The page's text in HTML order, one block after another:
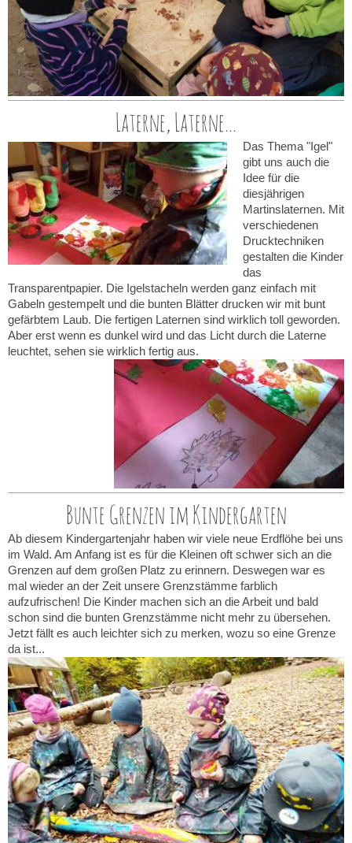
Laterne, Laterne...
Das Thema "Igel"
gibt uns auch die
Idee für die
diesjährigen
Martinslaternen. Mit
verschiedenen
Drucktechniken
gestalten die Kinder
das
Transparentpapier. Die Igelstacheln werden ganz einfach mit
Gabeln gestempelt und die bunten Blätter drucken wir mit bunt
gefärbtem Laub. Die fertigen Laternen sind wirklich toll geworden.
Aber erst wenn es dunkel wird und das Licht durch die Laterne
leuchtet, sehen sie wirklich fertig aus.
Bunte Grenzen im Kindergarten
Ab diesem Kindergartenjahr haben wir viele neue Erdflöhe bei uns
im Wald. Am Anfang ist es für die Kleinen oft schwer sich an die
Grenzen auf dem großen Platz zu erinnern. Deswegen war es
mal wieder an der Zeit unsere Grenzstämme farblich
aufzufrischen! Die Kinder machen sich an die Arbeit und bald
schon sind die bunten Grenzstämme nicht mehr zu übersehen.
Jetzt fällt es auch leichter sich zu merken, wozu so eine Grenze
da ist...